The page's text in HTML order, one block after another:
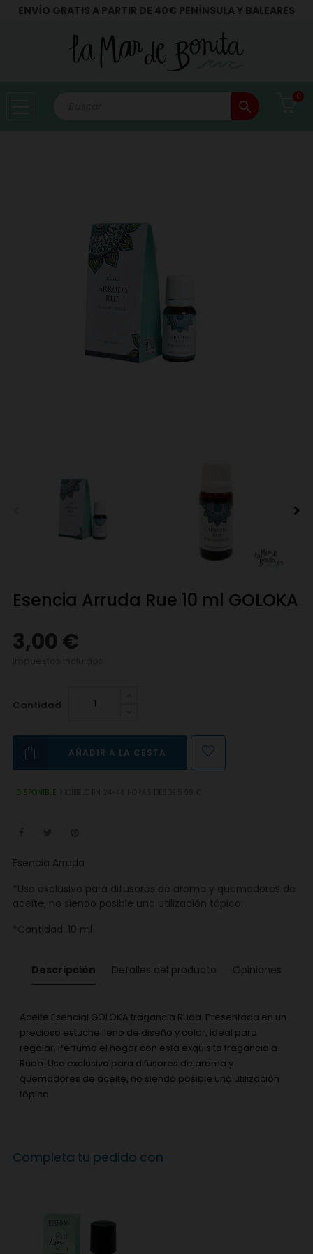
ENVÍO GRATIS A PARTIR DE 40€ PENÍNSULA Y BALEARES
search
0
Esencia Arruda Rue 10 ml GOLOKA
3,00 €
Cantidad
AÑADIR A LA CESTA
DISPONIBLE
Esencia Arruda
*Uso exclusivo para difusores de aroma y quemadores de
aceite, no siendo posible una utilización tópica.
*Cantidad: 10 ml
Descripción Detalles del producto Opiniones
Aceite Esencial GOLOKA fragancia Ruda. Presentada en un
precioso estuche lleno de diseño y color, ideal para
regalar. Perfuma el hogar con esta exquisita fragancia a
Ruda. Uso exclusivo para difusores de aroma y
quemadores de aceite, no siendo posible una utilización
tópica.
Completa tu pedido con